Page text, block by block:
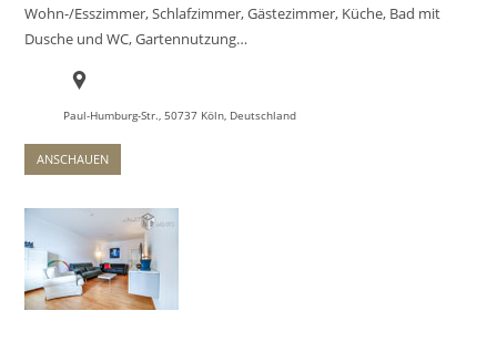
Wohn-/Esszimmer, Schlafzimmer, Gästezimmer, Küche, Bad mit
Dusche und WC, Gartennutzung…
Paul-Humburg-Str., 50737 Köln, Deutschland
ANSCHAUEN